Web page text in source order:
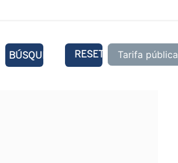
BÚSQUEDA RESET Tarifa pública